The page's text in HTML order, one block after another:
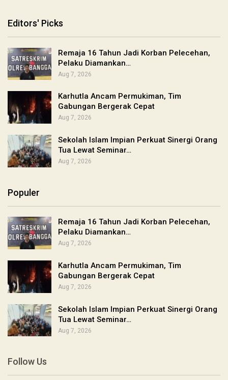
Editors' Picks
Remaja 16 Tahun Jadi Korban Pelecehan,
Pelaku Diamankan…
Aug 7, 2026
Karhutla Ancam Permukiman, Tim
Gabungan Bergerak Cepat
Aug 7, 2026
Sekolah Islam Impian Perkuat Sinergi Orang
Tua Lewat Seminar…
Aug 7, 2026
Populer
Remaja 16 Tahun Jadi Korban Pelecehan,
Pelaku Diamankan…
Aug 7, 2026
Karhutla Ancam Permukiman, Tim
Gabungan Bergerak Cepat
Aug 7, 2026
Sekolah Islam Impian Perkuat Sinergi Orang
Tua Lewat Seminar…
Aug 7, 2026
Follow Us